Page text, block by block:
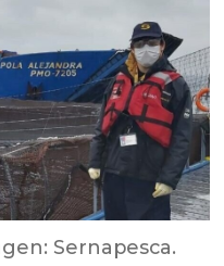
Sernapesca.